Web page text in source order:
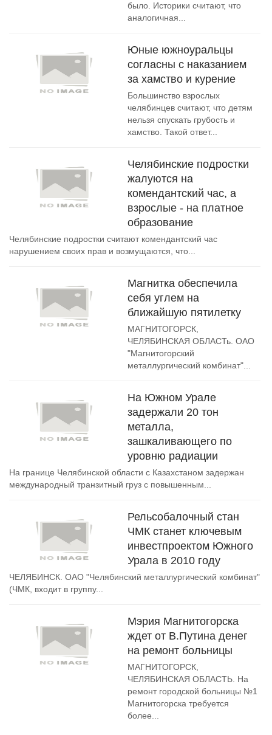
было. Историки считают, что
аналогичная...
Юные южноуральцы
согласны с наказанием
за хамство и курение
Большинство взрослых
челябинцев считают, что детям
нельзя спускать грубость и
хамство. Такой ответ...
Челябинские подростки
жалуются на
комендантский час, а
взрослые - на платное
образование
Челябинские подростки считают комендантский час
нарушением своих прав и возмущаются, что...
Магнитка обеспечила
себя углем на
ближайшую пятилетку
МАГНИТОГОРСК,
ЧЕЛЯБИНСКАЯ ОБЛАСТь. ОАО
"Магнитогорский
металлургический комбинат"...
На Южном Урале
задержали 20 тон
металла,
зашкаливающего по
уровню радиации
На границе Челябинской области с Казахстаном задержан
международный транзитный груз с повышенным...
Рельсобалочный стан
ЧМК станет ключевым
инвестпроектом Южного
Урала в 2010 году
ЧЕЛЯБИНСК. ОАО "Челябинский металлургический комбинат"
(ЧМК, входит в группу...
Мэрия Магнитогорска
ждет от В.Путина денег
на ремонт больницы
МАГНИТОГОРСК,
ЧЕЛЯБИНСКАЯ ОБЛАСТЬ. На
ремонт городской больницы №1
Магнитогорска требуется
более...